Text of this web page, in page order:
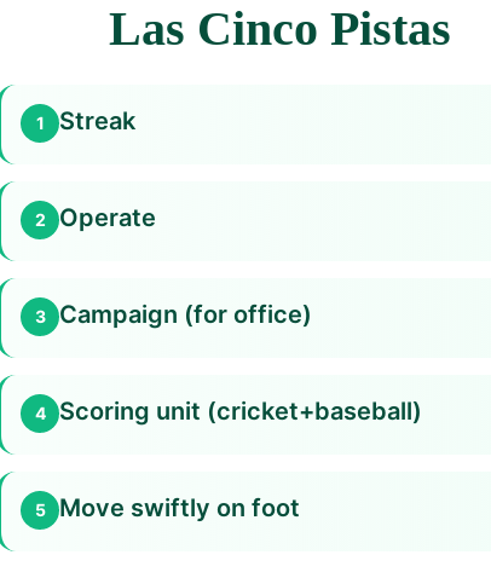
Las Cinco Pistas
1 Streak
2 Operate
3 Campaign (for office)
4 Scoring unit (cricket+baseball)
5 Move swiftly on foot